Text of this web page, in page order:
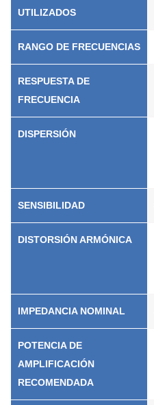
UTILIZADOS
RANGO DE FRECUENCIAS
RESPUESTA DE
FRECUENCIA
DISPERSIÓN
SENSIBILIDAD
DISTORSIÓN ARMÓNICA
IMPEDANCIA NOMINAL
POTENCIA DE
AMPLIFICACIÓN
RECOMENDADA